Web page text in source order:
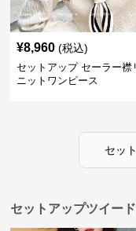
¥8,960 (税込)
セットアップ セーラー襟
ニットワンピース
セッ
セットアップツイー